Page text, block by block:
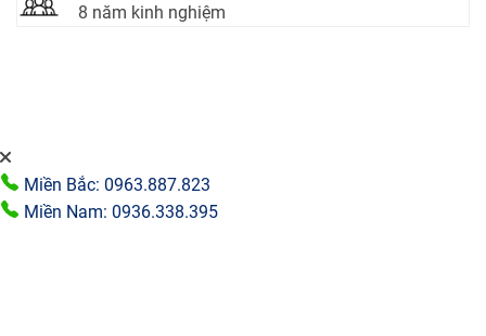
8 năm kinh nghiệm
Miền Bắc: 0963.887.823
Miền Nam: 0936.338.395